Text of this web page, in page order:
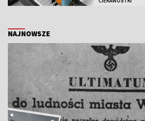
NAJNOWSZE